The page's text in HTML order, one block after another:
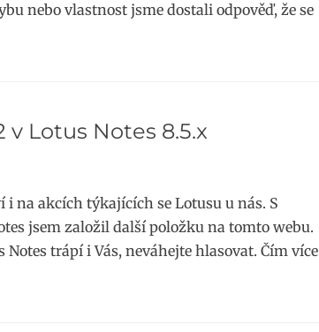
nebo vlastnost jsme dostali odpověď, že se
Lotus Notes 8.5.x
i na akcích týkajících se Lotusu u nás. S
jsem založil další položku na tomto webu.
trápí i Vás, neváhejte hlasovat. Čím více